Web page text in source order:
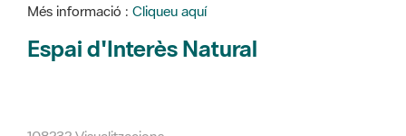
Més informació : Cliqueu aquí
Espai d'Interès Natural